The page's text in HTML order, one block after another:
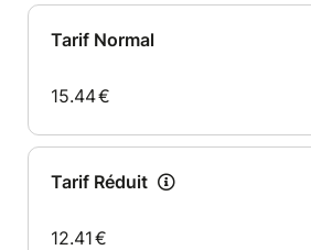
Tarif Normal
15.44€
Tarif Réduit
12.41€